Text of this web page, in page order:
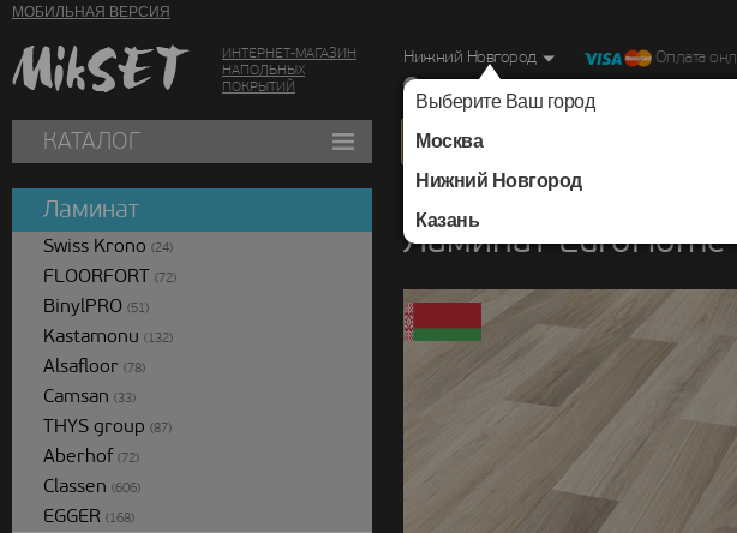
МОБИЛЬНАЯ ВЕРСИЯ
ИНТЕРНЕТ-МАГАЗИН
НАПОЛЬНЫХ
ПОКРЫТИЙ
Нижний Новгород
Выберите Ваш город
Москва
Нижний Новгород
Казань
Оплата
г. Нижний Новгород, Ул. Республиканская
КАТАЛОГ
Ламинат
Ламинат
Swiss Krono (24)
FLOORFORT (72)
BinylPRO (51)
Kastamonu (132)
Alsafloor (78)
Camsan (33)
THYS group (87)
Aberhof (72)
Classen (606)
EGGER (168)